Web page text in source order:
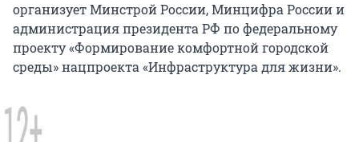
организует Минстрой России, Минцифра России и
администрация президента РФ по федеральному
проекту «Формирование комфортной городской
среды» нацпроекта «Инфраструктура для жизни».